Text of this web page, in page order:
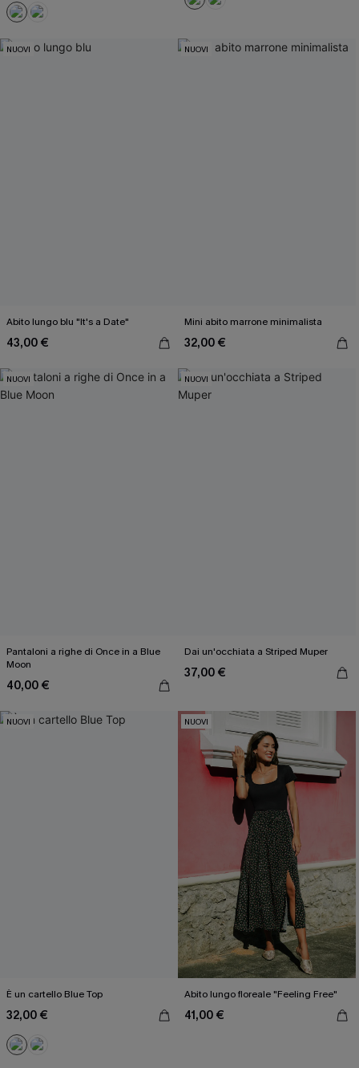
NUOVI
Abito lungo blu "It's a Date"
43,00 €
NUOVI
Mini abito marrone minimalista
32,00 €
NUOVI
Pantaloni a righe di Once in a Blue
Moon
40,00 €
NUOVI
Dai un'occhiata a Striped Muper
37,00 €
NUOVI
È un cartello Blue Top
32,00 €
NUOVI
Abito lungo floreale "Feeling Free"
41,00 €